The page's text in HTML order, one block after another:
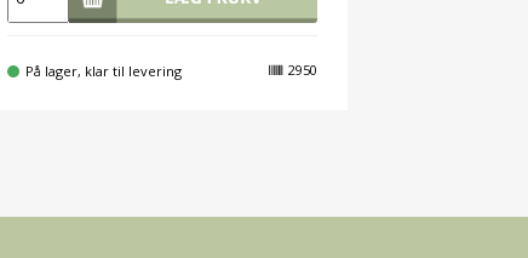
2950
På lager, klar til levering